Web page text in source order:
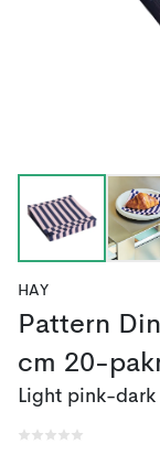
HAY
Pattern
cm 20-
Light pink-